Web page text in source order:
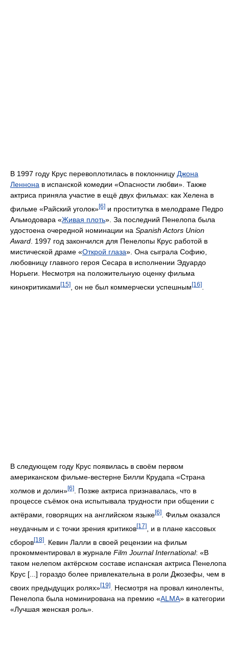
В 1997 году Крус перевоплотилась в поклонницу Джона
Леннона в испанской комедии «Опасности любви». Также
актриса приняла участие в ещё двух фильмах: как Хелена в
фильме «Райский уголок»[6] и проститутка в мелодраме Педро
Альмодовара «Живая плоть». За последний Пенелопа была
удостоена очередной номинации на Spanish Actors Union
Award . 1997 год закончился для Пенелопы Крус работой в
мистической драме «Открой глаза». Она сыграла Софию,
любовницу главного героя Сесара в исполнении Эдуардо
Норьеги. Несмотря на положительную оценку фильма
кинокритиками [15] , он не был коммерчески успешным [16]
В следующем году Крус появилась в своём первом
американском фильме-вестерне Билли Крудапа «Страна
холмов и долин»[6]
. Позже актриса признавалась, что в
процессе съёмок она испытывала трудности при общении с
актёрами, говорящих на английском языке[6]
. Фильм оказался
неудачным и с точки зрения критиков[17]
, и в плане кассовых
сборов[18]
. Кевин Лалли в своей рецензии на фильм
прокомментировал в журнале Film Journal International: «В
таком нелепом актёрском составе испанская актриса Пенелопа
Крус [...] гораздо более привлекательна в роли Джозефы, чем в
своих предыдущих ролях»[19]
. Несмотря на провал киноленты,
Пенелопа была номинирована на премию «ALMA» в категории
«Лучшая женская роль».